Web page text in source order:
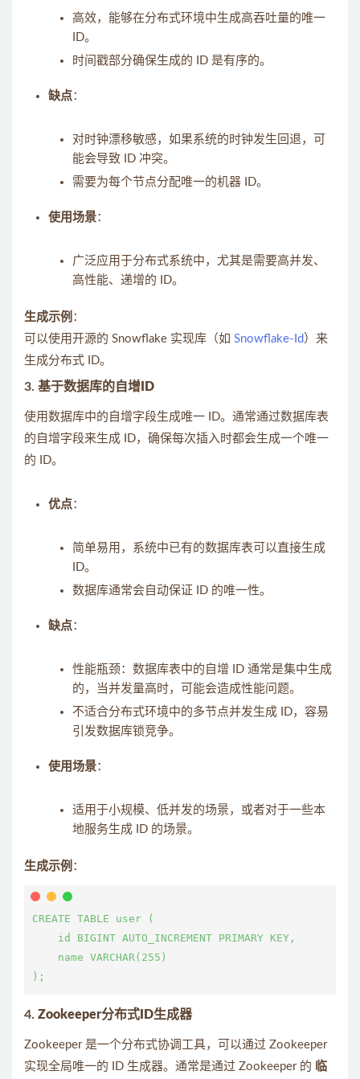
高效，能够在分布式环境中生成高吞吐量的唯一
ID。
时间戳部分确保生成的 ID 是有序的。
缺点：
对时钟漂移敏感，如果系统的时钟发生回退，可
能会导致 ID 冲突。
需要为每个节点分配唯一的机器 ID。
使用场景：
广泛应用于分布式系统中，尤其是需要高并发、
高性能、递增的 ID。
生成示例 ：
可以使用开源的 Snowflake 实现库（如 Snowflake-Id）来
生成分布式 ID。
3. 基于数据库的自增ID
使用数据库中的自增字段生成唯一 ID。通常通过数据库表
的自增字段来生成 ID，确保每次插入时都会生成一个唯一
的 ID。
优点：
简单易用，系统中已有的数据库表可以直接生成
ID。
数据库通常会自动保证 ID 的唯一性。
缺点：
性能瓶颈：数据库表中的自增 ID 通常是集中生成
的，当并发量高时，可能会造成性能问题。
不适合分布式环境中的多节点并发生成 ID，容易
引发数据库锁竞争。
使用场景：
适用于小规模、低并发的场景，或者对于一些本
地服务生成 ID 的场景。
生成示例 ：
CREATE TABLE user (
    id BIGINT AUTO_INCREMENT PRIMARY KEY,
    name VARCHAR(255)
4. Zookeeper分布式ID生成器
Zookeeper 是一个分布式协调工具，可以通过 Zookeeper
实现全局唯一的 ID 生成器。通常是通过 Zookeeper 的 临